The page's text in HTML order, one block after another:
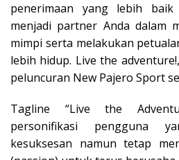
penerimaan yang lebih
menjadi partner Anda dalam
mimpi serta melakukan
lebih hidup. Live the
peluncuran New Pajero Sport
Tagline “Live the
personifikasi pengguna
kesuksesan namun tetap